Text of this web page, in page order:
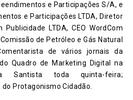
e Participações S/A, e
e Participações LTDA, Diretor
LTDA, CEO WordCom
de Petróleo e Gás Natural
de vários jornais da
Quadro de Marketing Digital na
Santista toda quinta-feira;
Protagonismo Cidadão.